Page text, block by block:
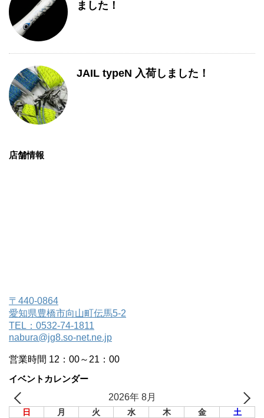
ました！
JAIL typeN 入荷しました！
店舗情報
〒440-0864
愛知県豊橋市向山町伝馬5-2
TEL：0532-74-1811
nabura@jg8.so-net.ne.jp
営業時間 12：00～21：00
イベントカレンダー
2026年 8月
日 月 火 水 木 金 土